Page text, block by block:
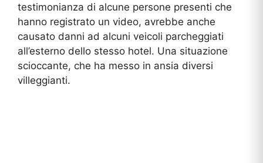
testimonianza di alcune persone presenti che
hanno registrato un video, avrebbe anche
causato danni ad alcuni veicoli parcheggiati
all’esterno dello stesso hotel. Una situazione
scioccante, che ha messo in ansia diversi
villeggianti.